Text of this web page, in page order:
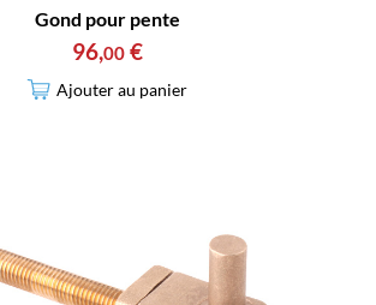
Gond pour pente
96,00 €
Ajouter au panier